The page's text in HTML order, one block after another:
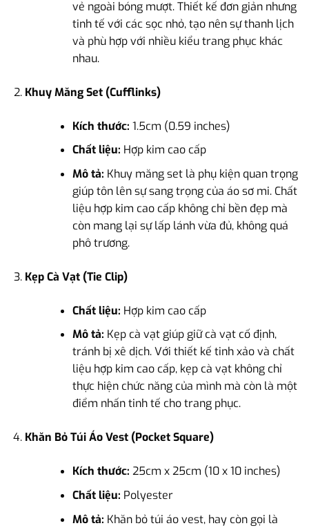
vẻ ngoài bóng mượt. Thiết kế đơn giản nhưng
tinh tế với các sọc nhỏ, tạo nên sự thanh lịch
và phù hợp với nhiều kiểu trang phục khác
nhau.
Khuy Măng Set (Cufflinks)
Kích thước: 1.5cm (0.59 inches)
Chất liệu: Hợp kim cao cấp
Mô tả: Khuy măng set là phụ kiện quan trọng
giúp tôn lên sự sang trọng của áo sơ mi. Chất
liệu hợp kim cao cấp không chỉ bền đẹp mà
còn mang lại sự lấp lánh vừa đủ, không quá
phô trương.
Kẹp Cà Vạt (Tie Clip)
Chất liệu: Hợp kim cao cấp
Mô tả: Kẹp cà vạt giúp giữ cà vạt cố định,
tránh bị xê dịch. Với thiết kế tinh xảo và chất
liệu hợp kim cao cấp, kẹp cà vạt không chỉ
thực hiện chức năng của mình mà còn là một
điểm nhấn tinh tế cho trang phục.
Khăn Bỏ Túi Áo Vest (Pocket Square)
Kích thước: 25cm x 25cm (10 x 10 inches)
Chất liệu: Polyester
Mô tả: Khăn bỏ túi áo vest, hay còn gọi là